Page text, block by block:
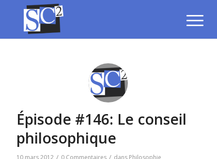
Épisode #146: Le conseil
philosophique
10 mars 2012 / 0 Commentaires / dans Philosophie